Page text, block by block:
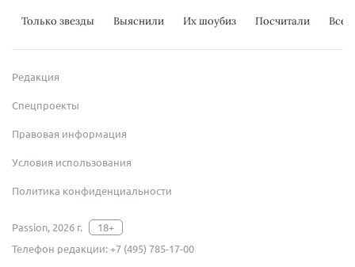
Только звезды Выяснили Их шоубиз Посчитали
Редакция
Спецпроекты
Правовая информация
Условия использования
Политика конфиденциальности
Passion, 2026 г.
18+
Телефон редакции:+7 (495) 785-17-00